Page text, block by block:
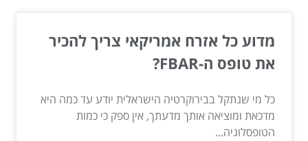
מדוע כל אזרח אמריקאי צריך להכיר
את טופס ה-FBAR?
כל מי שנתקל בבירוקרטיה הישראלית יודע עד כמה היא
מדכאת ומוציאה אותך מדעתך, אין ספק כי כמות
הטופסלוגיה...